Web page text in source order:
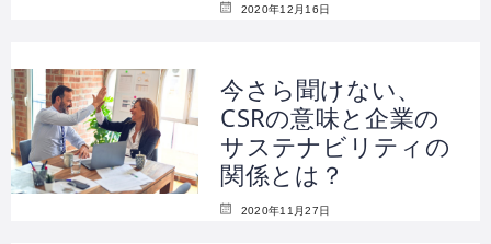
2020年12月16日
今さら聞けない、
CSRの意味と企業の
サステナビリティの
関係とは？
2020年11月27日